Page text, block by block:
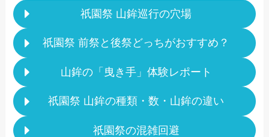
祇園祭 山鉾巡行の穴場
祇園祭 前祭と後祭どっちがおすすめ？
山鉾の「曳き手」体験レポート
祇園祭 山鉾の種類・数・山鉾の違い
祇園祭の混雑回避